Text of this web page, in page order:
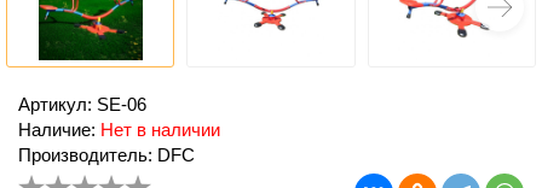
Артикул: SE-06
Наличие: Нет в наличии
Производитель: DFC